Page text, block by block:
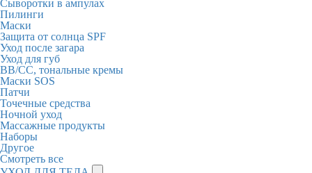
Сыворотки в ампулах
Пилинги
Маски
Защита от солнца SPF
Уход после загара
Уход для губ
BB/CC, тональные кремы
Маски SOS
Патчи
Точечные средства
Ночной уход
Массажные продукты
Наборы
Другое
Смотреть все